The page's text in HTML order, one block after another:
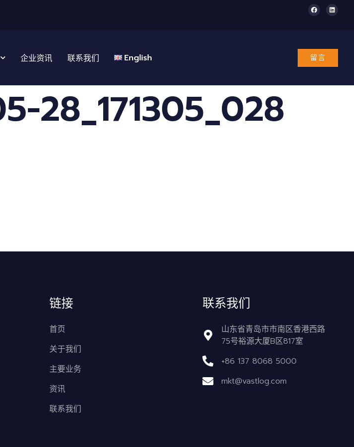
企业资讯 联系我们 English 留言
28_171305_028
链接
首页
关于我们
主要业务
资讯
联系我们
联系我们
山东省青岛市市南区香港西路
75号裕源大厦B区817室
+86 137 8068 5000
mkt@vastlog.com